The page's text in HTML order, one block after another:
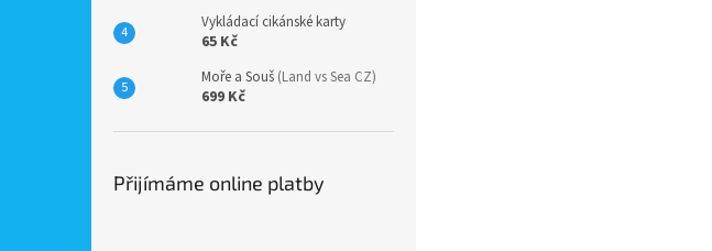
Vykládací cikánské karty
65 Kč
Moře a Souš (Land vs Sea CZ)
699 Kč
Přijímáme online platby